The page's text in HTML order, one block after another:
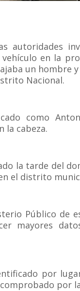
autoridades
en la
un hombre
Nacional.
como
la cabeza.
la tarde del
el distrito
Público de
mayores
por
por